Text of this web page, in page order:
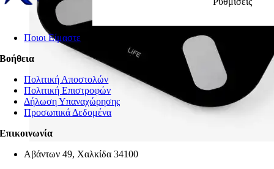
Ποιοι Είμαστε
Βοήθεια
Πολιτική Αποστολών
Πολιτική Επιστροφών
Δήλωση Υπαναχώρησης
Προσωπικά Δεδομένα
Επικοινωνία
Αβάντων 49, Χαλκίδα 34100